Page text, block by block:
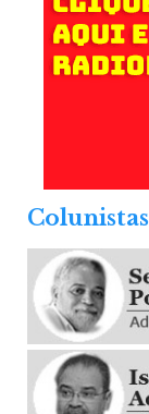
Colunistas